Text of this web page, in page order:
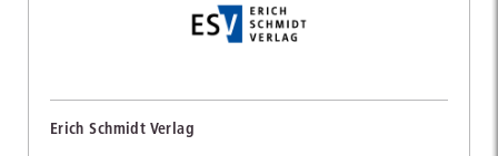
Erich Schmidt Verlag